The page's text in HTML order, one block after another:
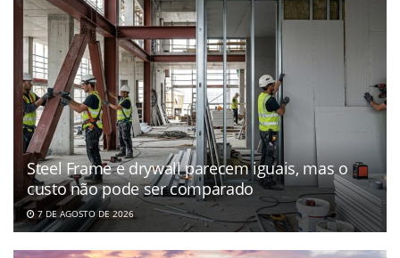
Steel Frame e drywall parecem iguais, mas o
custo não pode ser comparado
7 DE AGOSTO DE 2026